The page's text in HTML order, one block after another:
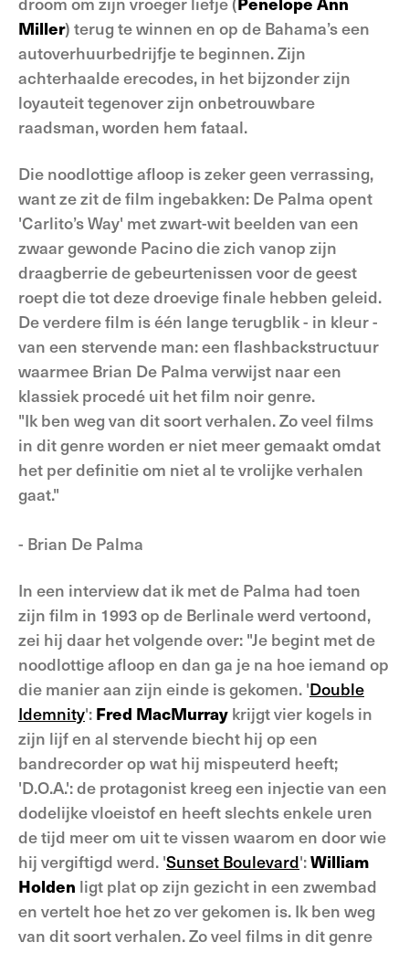
Miller) terug te winnen en op de Bahama’s een
autoverhuurbedrijfje te beginnen. Zijn
achterhaalde erecodes, in het bijzonder zijn
loyauteit tegenover zijn onbetrouwbare
raadsman, worden hem fataal.
Die noodlottige afloop is zeker geen verrassing,
want ze zit de film ingebakken: De Palma opent
'Carlito’s Way' met zwart-wit beelden van een
zwaar gewonde Pacino die zich vanop zijn
draagberrie de gebeurtenissen voor de geest
roept die tot deze droevige finale hebben geleid.
De verdere film is één lange terugblik ­- in kleur -
van een stervende man: een flashbackstructuur
waarmee Brian De Palma verwijst naar een
klassiek procedé uit het film noir genre.
"Ik ben weg van dit soort verhalen. Zo veel films
in dit genre worden er niet meer gemaakt omdat
het per definitie om niet al te vrolijke verhalen
gaat."
- Brian De Palma
In een interview dat ik met de Palma had toen
zijn film in 1993 op de Berlinale werd vertoond,
zei hij daar het volgende over: "Je begint met de
noodlottige afloop en dan ga je na hoe iemand op
die manier aan zijn einde is gekomen. 'Double
Idemnity': Fred MacMurray krijgt vier kogels in
zijn lijf en al stervende biecht hij op een
bandrecorder op wat hij mispeuterd heeft;
'D.O.A.': de protagonist kreeg een injectie van een
dodelijke vloeistof en heeft slechts enkele uren
de tijd meer om uit te vissen waarom en door wie
hij vergiftigd werd. 'Sunset Boulevard':William
Holden ligt plat op zijn gezicht in een zwembad
en vertelt hoe het zo ver gekomen is. Ik ben weg
van dit soort verhalen. Zo veel films in dit genre